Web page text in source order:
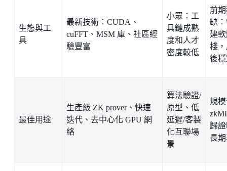
生態與工
具
最新技術：CUDA、
cuFFT、MSM 庫、社區經
驗豐富
小眾：工
具鏈成熟
度和人才
密度較低
前
缺
建
棧
後
最佳用途
生產級 ZK prover、快速
迭代、去中心化 GPU 網
絡
算法驗證/
原型、低
延遲/客製
化互聯場
景
規
歸
長